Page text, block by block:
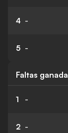
4 -
5 -
Faltas
1 -
2 -